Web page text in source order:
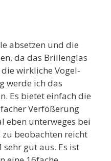
absetzen und die
da das Brillenglas
wirkliche Vogel-
werde ich das
Es bietet einfach die
Verfößerung
eben unterweges bei
beobachten reicht
sehr gut aus. Es ist